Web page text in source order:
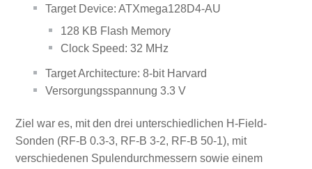
Target Device: ATXmega128D4-AU
128 KB Flash Memory
Clock Speed: 32 MHz
Target Architecture: 8-bit Harvard
Versorgungsspannung 3.3 V
Ziel war es, mit den drei unterschiedlichen H-Field-
Sonden (RF-B 0.3-3, RF-B 3-2, RF-B 50-1), mit
verschiedenen Spulendurchmessern sowie einem